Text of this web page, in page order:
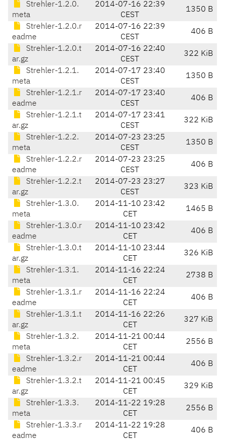
Strehler-1.2.0.
meta
2014-07-16 22:39
CEST
1350 B
Strehler-1.2.0.r
eadme
2014-07-16 22:39
CEST
406 B
Strehler-1.2.0.t
ar.gz
2014-07-16 22:40
CEST
322 KiB
Strehler-1.2.1.
meta
2014-07-17 23:40
CEST
1350 B
Strehler-1.2.1.r
eadme
2014-07-17 23:40
CEST
406 B
Strehler-1.2.1.t
ar.gz
2014-07-17 23:41
CEST
322 KiB
Strehler-1.2.2.
meta
2014-07-23 23:25
CEST
1350 B
Strehler-1.2.2.r
eadme
2014-07-23 23:25
CEST
406 B
Strehler-1.2.2.t
ar.gz
2014-07-23 23:27
CEST
323 KiB
Strehler-1.3.0.
meta
2014-11-10 23:42
CET
1465 B
Strehler-1.3.0.r
eadme
2014-11-10 23:42
CET
406 B
Strehler-1.3.0.t
ar.gz
2014-11-10 23:44
CET
326 KiB
Strehler-1.3.1.
meta
2014-11-16 22:24
CET
2738 B
Strehler-1.3.1.r
eadme
2014-11-16 22:24
CET
406 B
Strehler-1.3.1.t
ar.gz
2014-11-16 22:26
CET
327 KiB
Strehler-1.3.2.
meta
2014-11-21 00:44
CET
2556 B
Strehler-1.3.2.r
eadme
2014-11-21 00:44
CET
406 B
Strehler-1.3.2.t
ar.gz
2014-11-21 00:45
CET
329 KiB
Strehler-1.3.3.
meta
2014-11-22 19:28
CET
2556 B
Strehler-1.3.3.r
eadme
2014-11-22 19:28
CET
406 B